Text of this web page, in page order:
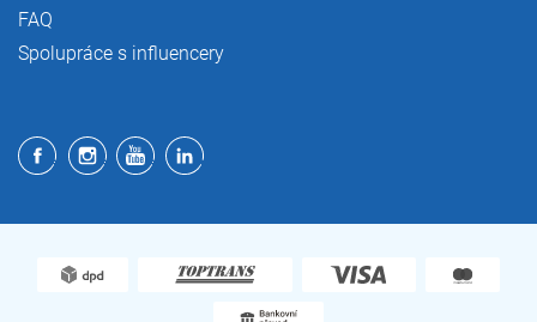
FAQ
Spolupráce s influencery